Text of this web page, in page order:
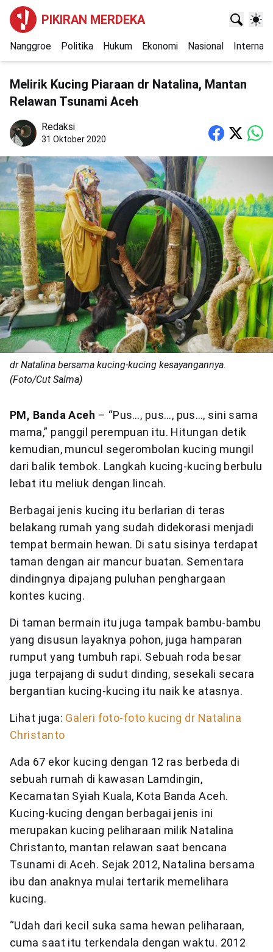
PIKIRAN MERDEKA
Nanggroe Politika Hukum Ekonomi Nasional
Melirik Kucing Piaraan dr Natalina, Mantan
Relawan Tsunami Aceh
Redaksi
31 Oktober 2020
dr Natalina bersama kucing-kucing kesayangannya.
(Foto/Cut Salma)
PM, Banda Aceh – “Pus…, pus…, pus…, sini sama
mama,” panggil perempuan itu. Hitungan detik
kemudian, muncul segerombolan kucing mungil
dari balik tembok. Langkah kucing-kucing berbulu
lebat itu meliuk dengan lincah.
Berbagai jenis kucing itu berlarian di teras
belakang rumah yang sudah didekorasi menjadi
tempat bermain hewan. Di satu sisinya terdapat
taman dengan air mancur buatan. Sementara
dindingnya dipajang puluhan penghargaan
kontes kucing.
Di taman bermain itu juga tampak bambu-bambu
yang disusun layaknya pohon, juga hamparan
rumput yang tumbuh rapi. Sebuah roda besar
juga terpajang di sudut dinding, sesekali secara
bergantian kucing-kucing itu naik ke atasnya.
Lihat juga: Galeri foto-foto kucing dr Natalina
Christanto
Ada 67 ekor kucing dengan 12 ras berbeda di
sebuah rumah di kawasan Lamdingin,
Kecamatan Syiah Kuala, Kota Banda Aceh.
Kucing-kucing dengan berbagai jenis ini
merupakan kucing peliharaan milik Natalina
Christanto, mantan relawan saat bencana
Tsunami di Aceh. Sejak 2012, Natalina bersama
ibu dan anaknya mulai tertarik memelihara
kucing.
“Udah dari kecil suka sama hewan peliharaan,
cuma saat itu terkendala dengan waktu. 2012